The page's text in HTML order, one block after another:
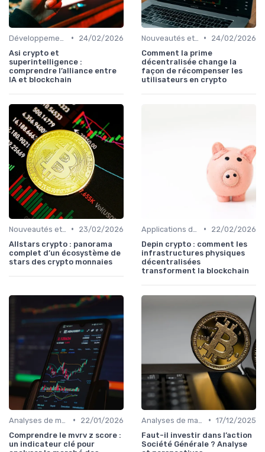
•
24/02/2026
Asi crypto et
superintelligence :
comprendre l’alliance entre
IA et blockchain
•
24/02/2026
Comment la prime
décentralisée change la
façon de récompenser les
utilisateurs en crypto
•
23/02/2026
Allstars crypto : panorama
complet d’un écosystème de
stars des crypto monnaies
•
22/02/2026
Depin crypto : comment les
infrastructures physiques
décentralisées
transforment la blockchain
•
22/01/2026
Comprendre le mvrv z score :
un indicateur clé pour
• 17/12/2025
Faut-il investir dans l’action
Société Générale ? Analyse